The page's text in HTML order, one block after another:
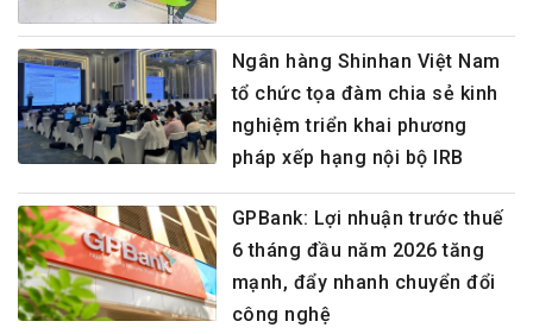
Ngân hàng Shinhan Việt Nam
tổ chức tọa đàm chia sẻ kinh
nghiệm triển khai phương
pháp xếp hạng nội bộ IRB
GPBank: Lợi nhuận trước thuế
6 tháng đầu năm 2026 tăng
mạnh, đẩy nhanh chuyển đổi
công nghệ